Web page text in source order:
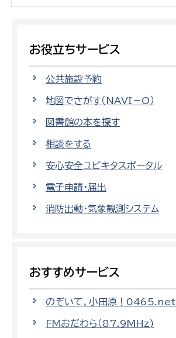
お役立ちサービス
公共施設予約
地図でさがす（NAVI－O）
図書館の本を探す
相談をする
安心安全ユビキタスポータル
電子申請・届出
消防出動・気象観測システム
おすすめサービス
のぞいて、小田原！0465.net
FMおだわら（87.9MHz)